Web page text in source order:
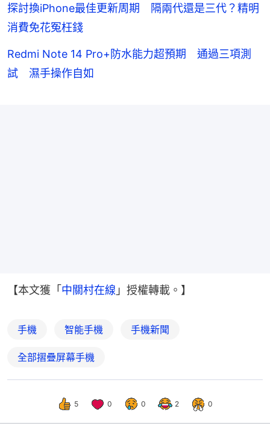
探討換iPhone最佳更新周期 隔兩代還是三代？精明
消費免花冤枉錢
Redmi Note 14 Pro+防水能力超預期 通過三項測
試 濕手操作自如
【本文獲「 中關村在線 」授權轉載。】
手機 智能手機 手機新聞
全部摺疊屏幕手機
5 0 0 2 0